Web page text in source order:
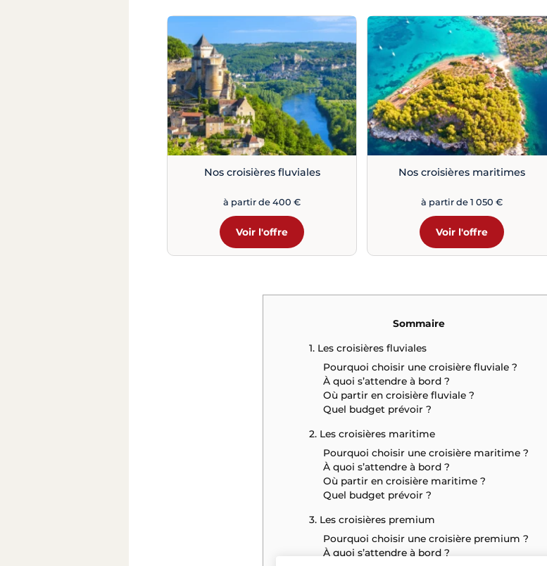
Nos croisières fluviales
à partir de 400 €
Voir l'offre
Nos croisières maritimes
à partir de 1 050 €
Voir l'offre
Sommaire
1. Les croisières fluviales
Pourquoi choisir une croisière fluviale ?
À quoi s’attendre à bord ?
Où partir en croisière fluviale ?
Quel budget prévoir ?
2. Les croisières maritime
Pourquoi choisir une croisière maritime ?
À quoi s’attendre à bord ?
Où partir en croisière maritime ?
Quel budget prévoir ?
3. Les croisières premium
Pourquoi choisir une croisière premium ?
À quoi s’attendre à bord ?